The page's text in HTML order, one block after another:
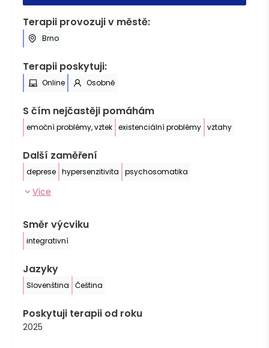
Terapii provozuji v městě:
Brno
Terapii poskytuji:
Online Osobně
S čím nejčastěji pomáhám
emoční problémy, vztek existenciální problémy vztahy
Další zaměření
deprese hypersenzitivita psychosomatika
Více
Směr výcviku
integrativní
Jazyky
Slovenština Čeština
Poskytuji terapii od roku
2025